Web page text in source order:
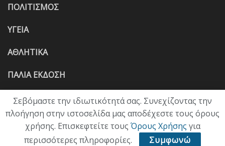
ΠΟΛΙΤΙΣΜΟΣ
ΥΓΕΙΑ
ΑΘΛΗΤΙΚΑ
ΠΑΛΙΑ ΕΚΔΟΣΗ
Σεβόμαστε την ιδιωτικότητά σας. Συνεχίζοντας την
πλοήγηση στην ιστοσελίδα μας αποδέχεστε τους όρους
χρήσης. Επισκεφτείτε τους Όρους Χρήσης για
περισσότερες πληροφορίες.
Συμφωνώ